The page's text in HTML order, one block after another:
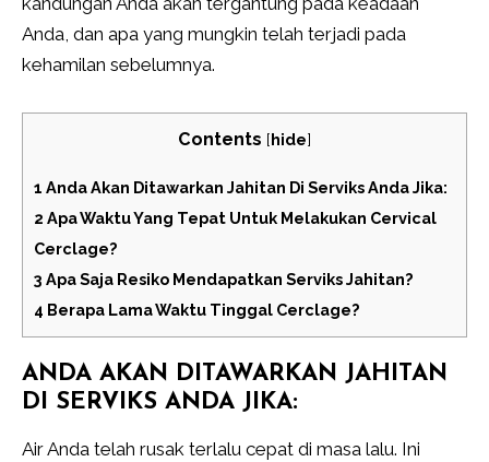
Anda, dan apa yang mungkin telah terjadi pada
kehamilan sebelumnya.
Contents [hide]
1 Anda Akan Ditawarkan Jahitan Di Serviks Anda Jika:
2 Apa Waktu Yang Tepat Untuk Melakukan Cervical
Cerclage?
3 Apa Saja Resiko Mendapatkan Serviks Jahitan?
4 Berapa Lama Waktu Tinggal Cerclage?
ANDA AKAN DITAWARKAN JAHITAN
DI SERVIKS ANDA JIKA:
Air Anda telah rusak terlalu cepat di masa lalu. Ini